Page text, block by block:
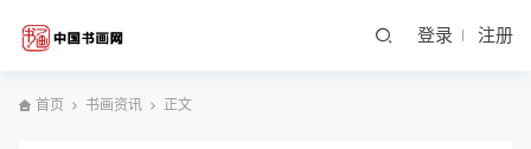
登录 注册
首页 书画资讯 正文